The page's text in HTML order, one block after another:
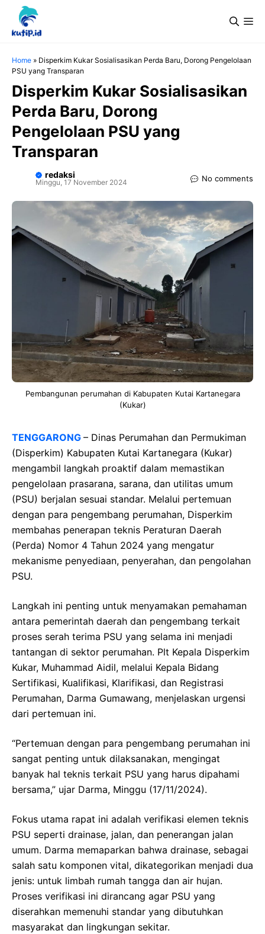
Langsung
Home » Disperkim Kukar Sosialisasikan Perda Baru, Dorong Pengelolaan
PSU yang Transparan
Disperkim Kukar Sosialisasikan
Perda Baru, Dorong
Pengelolaan PSU yang
Transparan
redaksi
Minggu, 17 November 2024 No comments
Pembangunan perumahan di Kabupaten Kutai Kartanegara
(Kukar)
TENGGARONG – Dinas Perumahan dan Permukiman
(Disperkim) Kabupaten Kutai Kartanegara (Kukar)
mengambil langkah proaktif dalam memastikan
pengelolaan prasarana, sarana, dan utilitas umum
(PSU) berjalan sesuai standar. Melalui pertemuan
dengan para pengembang perumahan, Disperkim
membahas penerapan teknis Peraturan Daerah
(Perda) Nomor 4 Tahun 2024 yang mengatur
mekanisme penyediaan, penyerahan, dan pengolahan
PSU.
Langkah ini penting untuk menyamakan pemahaman
antara pemerintah daerah dan pengembang terkait
proses serah terima PSU yang selama ini menjadi
tantangan di sektor perumahan. Plt Kepala Disperkim
Kukar, Muhammad Aidil, melalui Kepala Bidang
Sertifikasi, Kualifikasi, Klarifikasi, dan Registrasi
Perumahan, Darma Gumawang, menjelaskan urgensi
dari pertemuan ini.
“Pertemuan dengan para pengembang perumahan ini
sangat penting untuk dilaksanakan, mengingat
banyak hal teknis terkait PSU yang harus dipahami
bersama,” ujar Darma, Minggu (17/11/2024).
Fokus utama rapat ini adalah verifikasi elemen teknis
PSU seperti drainase, jalan, dan penerangan jalan
umum. Darma memaparkan bahwa drainase, sebagai
salah satu komponen vital, dikategorikan menjadi dua
jenis: untuk limbah rumah tangga dan air hujan.
Proses verifikasi ini dirancang agar PSU yang
diserahkan memenuhi standar yang dibutuhkan
masyarakat dan lingkungan sekitar.